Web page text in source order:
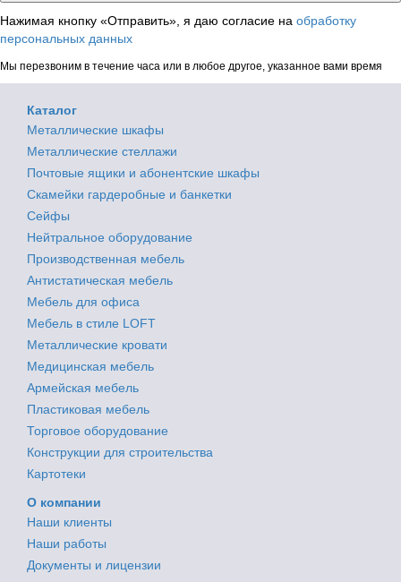
Нажимая кнопку «Отправить», я даю согласие на обработку
персональных данных
Мы перезвоним в течение часа или в любое другое, указанное вами время
Каталог
Металлические шкафы
Металлические стеллажи
Почтовые ящики и абонентские шкафы
Скамейки гардеробные и банкетки
Сейфы
Нейтральное оборудование
Производственная мебель
Антистатическая мебель
Мебель для офиса
Мебель в стиле LOFT
Металлические кровати
Медицинская мебель
Армейская мебель
Пластиковая мебель
Торговое оборудование
Конструкции для строительства
Картотеки
О компании
Наши клиенты
Наши работы
Документы и лицензии